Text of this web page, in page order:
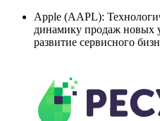
Apple (AAPL):
динамику продаж новых
развитие сервисного